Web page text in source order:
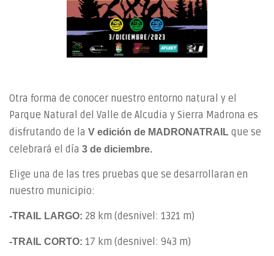
Otra forma de conocer nuestro entorno natural y el
Parque Natural del Valle de Alcudia y Sierra Madrona es
disfrutando de la V edición de MADRONATRAIL que se
celebrará el día 3 de diciembre.
Elige una de las tres pruebas que se desarrollaran en
nuestro municipio:
-TRAIL LARGO: 28 km (desnivel: 1321 m)
-TRAIL CORTO: 17 km (desnivel: 943 m)